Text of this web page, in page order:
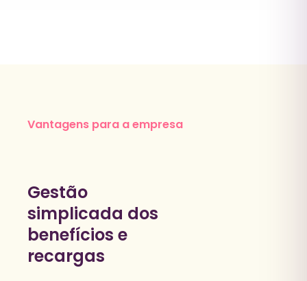
Vantagens para a empresa
Gestão
simplicada dos
benefícios e
recargas